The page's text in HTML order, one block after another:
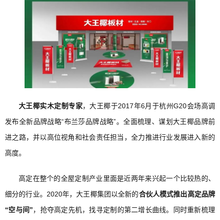
大王椰实木定制专家，大王椰于2017年6月于杭州G20会场高调
发布全新品牌战略“布兰莎品牌战略”。全面梳理、谋划大王椰品牌前
进之路，并以高位视角和社会责任担当，全力推进行业发展进入新的
高度。
高定在整个的全屋定制产业里面是近两年来兴起一个比较热的、
细分的行业。2020年，大王椰集团以全新的合伙人模式推出高定品牌
“空与间”，抢夺高定先机，找寻定制的第二增长曲线。同时重新梳理